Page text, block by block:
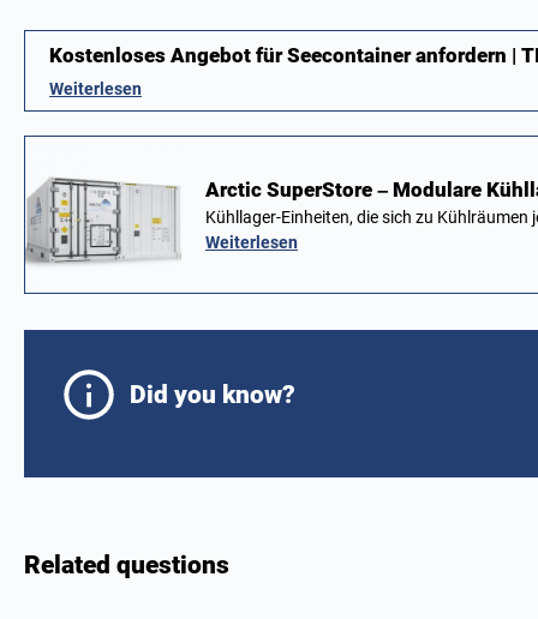
Kostenloses Angebot für Seecontainer anfordern |
Weiterlesen
Arctic SuperStore – Modulare
Kühllager-Einheiten, die sich zu
Weiterlesen
Did you know?
Related questions